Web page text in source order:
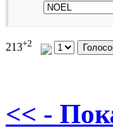
213+2
<< -